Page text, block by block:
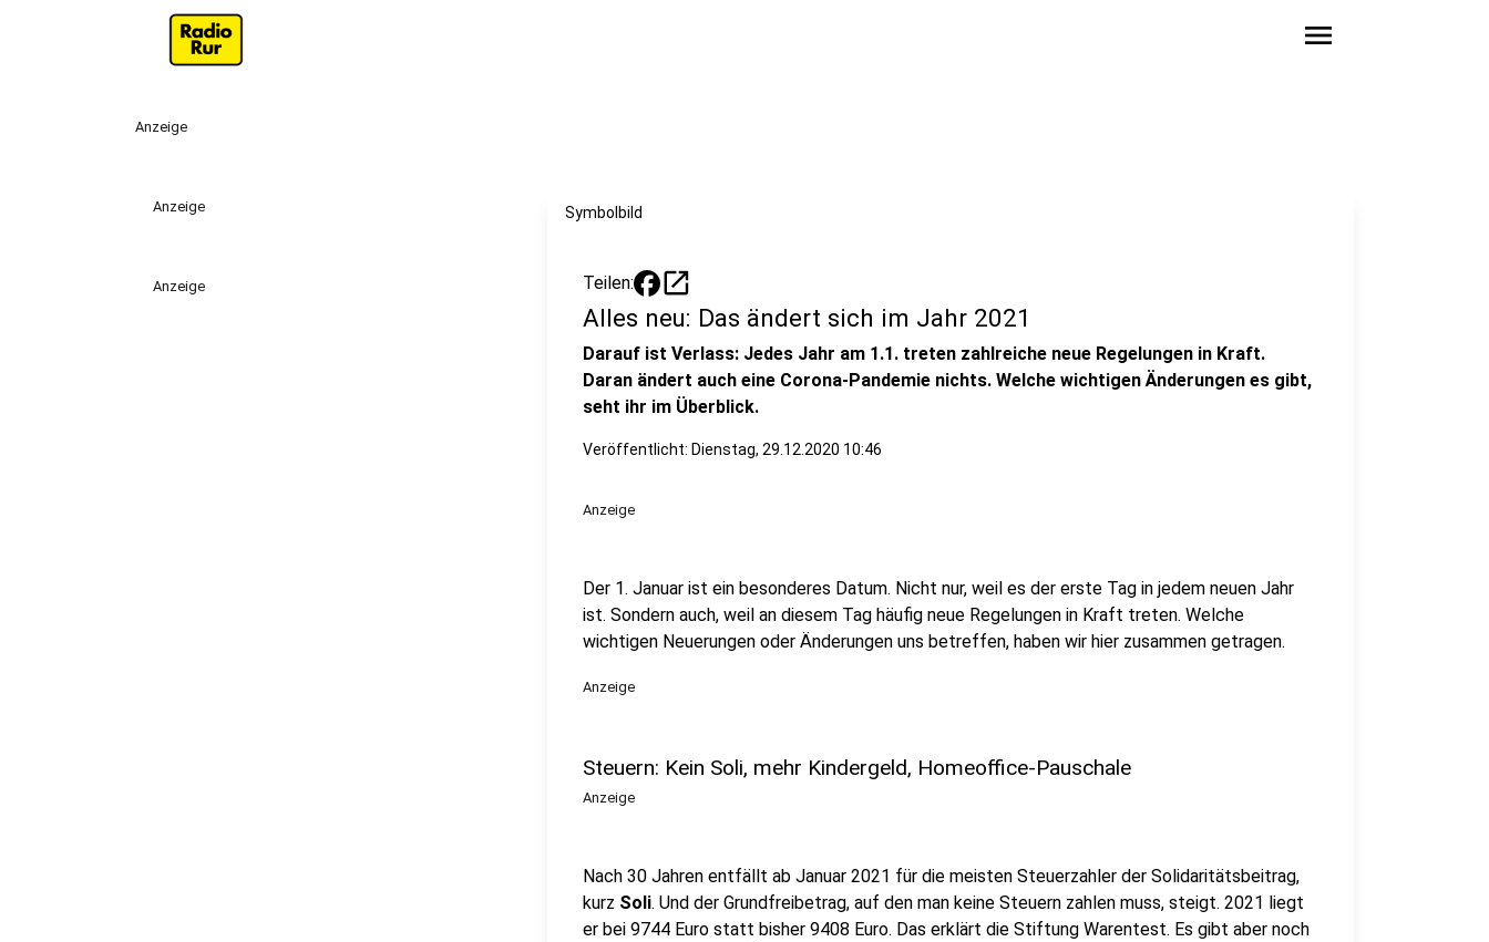
menu
Anzeige
Anzeige
Anzeige
Symbolbild
Teilen: open_in_new
Alles neu: Das ändert sich im Jahr 2021
Darauf ist Verlass: Jedes Jahr am 1.1. treten zahlreiche neue Regelungen in Kraft.
Daran ändert auch eine Corona-Pandemie nichts. Welche wichtigen Änderungen es gibt,
seht ihr im Überblick.
Veröffentlicht: Dienstag, 29.12.2020 10:46
Anzeige
Der 1. Januar ist ein besonderes Datum. Nicht nur, weil es der erste Tag in jedem neuen Jahr
ist. Sondern auch, weil an diesem Tag häufig neue Regelungen in Kraft treten. Welche
wichtigen Neuerungen oder Änderungen uns betreffen, haben wir hier zusammen getragen.
Anzeige
Steuern: Kein Soli, mehr Kindergeld, Homeoffice-Pauschale
Anzeige
Nach 30 Jahren entfällt ab Januar 2021 für die meisten Steuerzahler der Solidaritätsbeitrag,
kurz Soli. Und der Grundfreibetrag, auf den man keine Steuern zahlen muss, steigt. 2021 liegt
er bei 9744 Euro statt bisher 9408 Euro. Das erklärt die Stiftung Warentest. Es gibt aber noch